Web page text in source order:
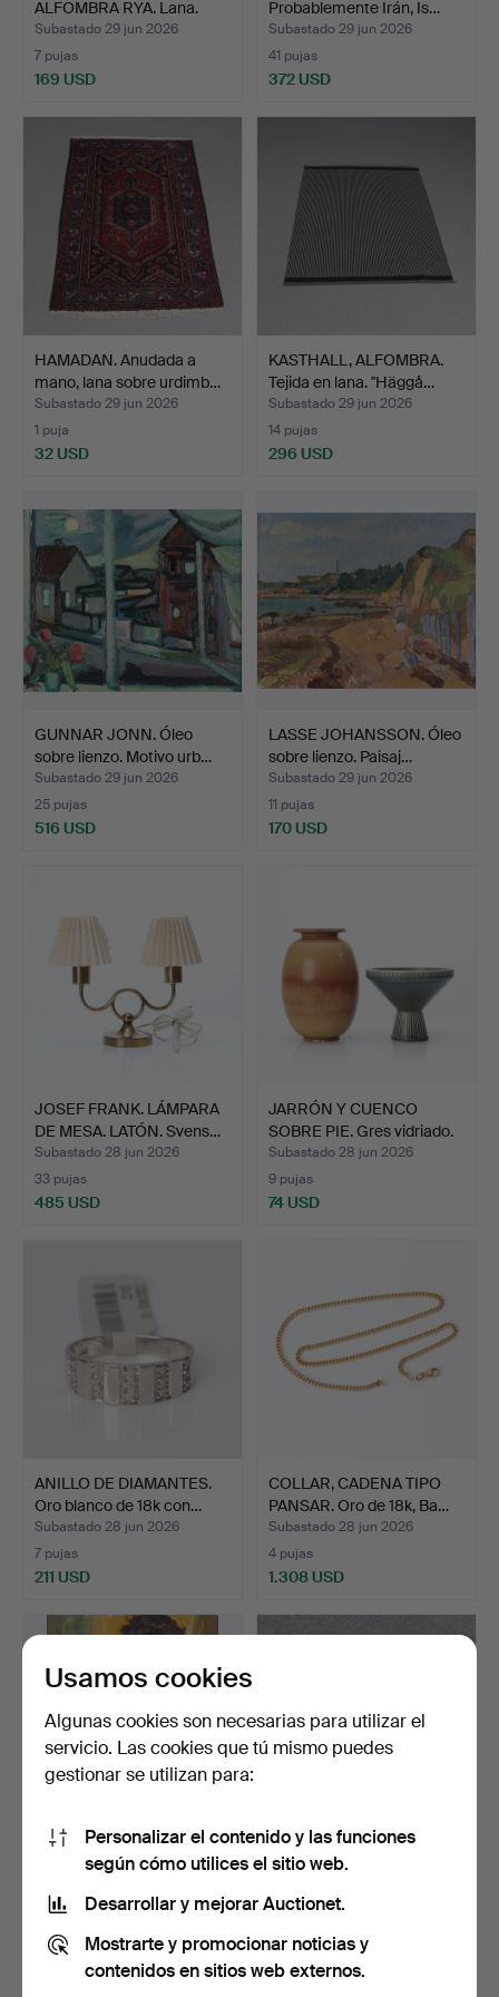
ALFOMBRA RYA. Lana.
Öste…
Subastado 29 jun 2026
7 pujas
169 USD
Probablemente Irán, Is…
Subastado 29 jun 2026
41 pujas
372 USD
HAMADAN. Anudada a
mano, lana sobre urdimb…
Subastado 29 jun 2026
1 puja
32 USD
KASTHALL, ALFOMBRA.
Tejida en lana. "Häggå…
Subastado 29 jun 2026
14 pujas
296 USD
GUNNAR JONN. Óleo
sobre lienzo. Motivo urb…
Subastado 29 jun 2026
25 pujas
516 USD
LASSE JOHANSSON. Óleo
sobre lienzo. Paisaj…
Subastado 29 jun 2026
11 pujas
170 USD
JOSEF FRANK. LÁMPARA
DE MESA. LATÓN. Svens…
Subastado 28 jun 2026
33 pujas
485 USD
JARRÓN Y CUENCO
SOBRE PIE. Gres vidriado.
…
Subastado 28 jun 2026
9 pujas
74 USD
ANILLO DE DIAMANTES.
Oro blanco de 18k con…
Subastado 28 jun 2026
7 pujas
211 USD
COLLAR, CADENA TIPO
PANSAR. Oro de 18k, Ba…
Subastado 28 jun 2026
4 pujas
1.308 USD
CHARLES ROKA. Óleo
sobre lienzo. Retrato d…
Subastado 28 jun 2026
507 USD
SABLE DE OFICIAL DE
Subastado 28 jun 2026
680 USD
Usamos cookies
Algunas cookies son necesarias para utilizar el
servicio. Las cookies que tú mismo puedes
gestionar se utilizan para:
Personalizar el contenido y las funciones
según cómo utilices el sitio web.
Desarrollar y mejorar Auctionet.
Mostrarte y promocionar noticias y
contenidos en sitios web externos.